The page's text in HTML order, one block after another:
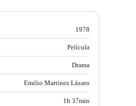
1978
Película
Drama
Emilio Martínez Lázaro
1h 37min